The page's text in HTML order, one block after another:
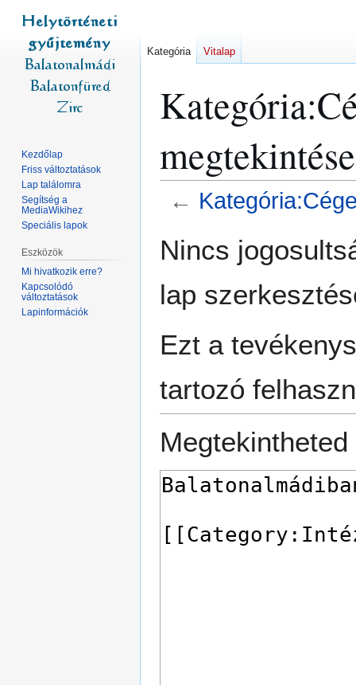
megtekintése
←
Nincs
lap
Ezt a
tartozó
Kategória Vitalap
Kezdőlap
Friss változtatások
Lap találomra
Segítség a
MediaWikihez
Speciális lapok
Eszközök
Mi hivatkozik erre?
Kapcsolódó
változtatások
Lapinformációk